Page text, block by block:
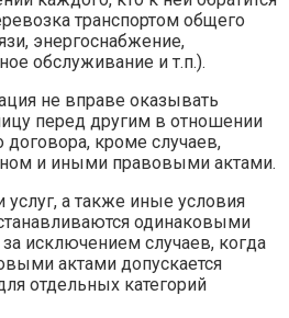
транспортом общего
энергоснабжение,
обслуживание и т.п.).
не вправе оказывать
перед другим в отношении
договора, кроме случаев,
и иными правовыми актами.
услуг, а также иные условия
одинаковыми
исключением случаев, когда
актами допускается
отдельных категорий